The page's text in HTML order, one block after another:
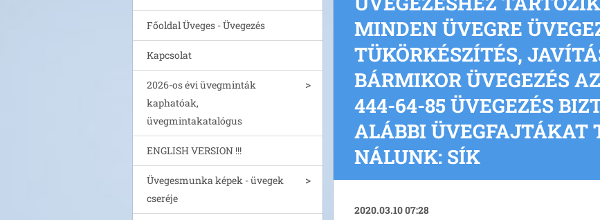
Főoldal Üveges - Üvegezés
Kapcsolat
2026-os évi üvegminták
kaphatóak,
üvegmintakatalógus
ENGLISH VERSION !!!
Üvegesmunka képek - üvegek
cseréje
MINDEN ÜVEGRE
TÜKÖRKÉSZÍTÉS,
BÁRMIKOR ÜVEGEZÉS
444-64-85 ÜVEGEZÉS
ALÁBBI ÜVEGFAJTÁKAT
NÁLUNK: SÍK
2020.03.10 07:28